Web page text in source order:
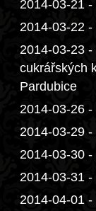
2014-03-21
2014-03-22
2014-03-23
cukrářských
Pardubice
2014-03-26
2014-03-29
2014-03-30
2014-03-31
2014-04-01